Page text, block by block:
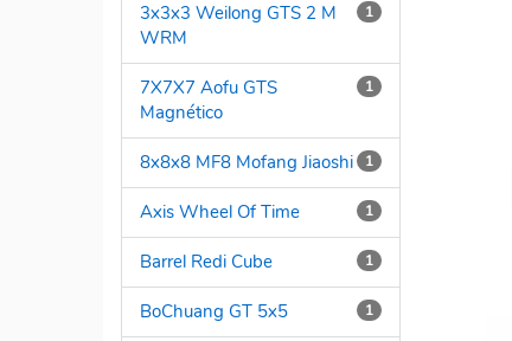
1
3x3x3 Weilong GTS 2 M
WRM
1
7X7X7 Aofu GTS
Magnético
1
8x8x8 MF8 Mofang Jiaoshi
1
Axis Wheel Of Time
1
Barrel Redi Cube
1
BoChuang GT 5x5